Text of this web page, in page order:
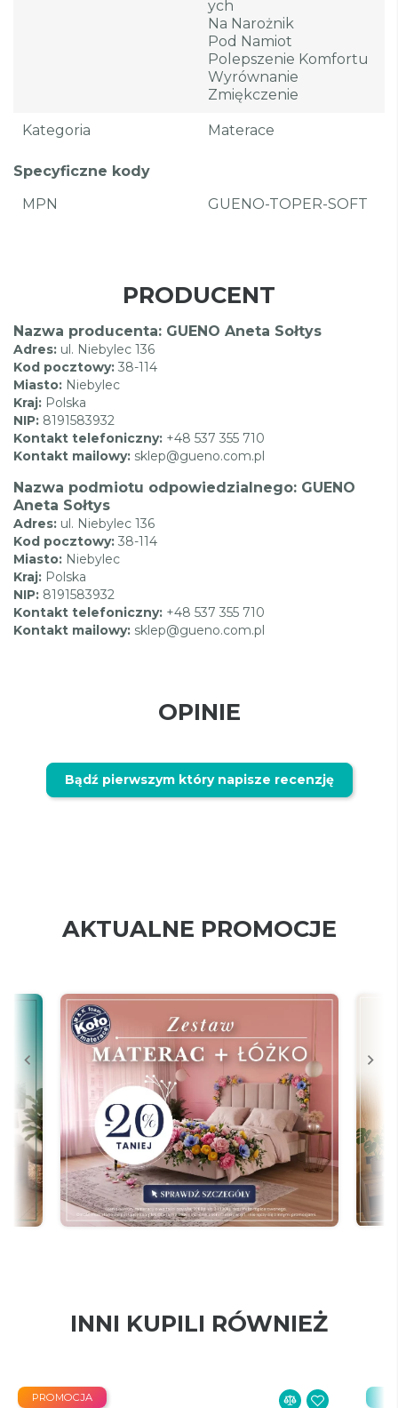
Ych
Na Narożnik
Pod Namiot
Polepszenie Komfortu
Wyrównanie
Zmiękczenie
Kategoria Materace
Specyficzne kody
MPN
GUENO-TOPER-SOFT
PRODUCENT
Nazwa producenta: GUENO Aneta Sołtys
Adres: ul. Niebylec 136
Kod pocztowy: 38-114
Miasto: Niebylec
Kraj: Polska
NIP: 8191583932
Kontakt telefoniczny: +48 537 355 710
Kontakt mailowy: sklep@gueno.com.pl
Nazwa podmiotu odpowiedzialnego: GUENO
Aneta Sołtys
Adres: ul. Niebylec 136
Kod pocztowy: 38-114
Miasto: Niebylec
Kraj: Polska
NIP: 8191583932
Kontakt telefoniczny: +48 537 355 710
Kontakt mailowy: sklep@gueno.com.pl
OPINIE
Bądź pierwszym który napisze recenzję
AKTUALNE PROMOCJE
INNI KUPILI RÓWNIEŻ
PROMOCJA